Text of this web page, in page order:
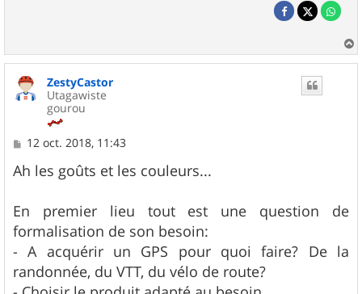
a
ZestyCastor
Utagawiste
gourou
M
s
s
g
e
12 oct. 2018, 11:43
Ah les goûts et les couleurs...
En premier lieu tout est une question de
formalisation de son besoin:
- A acquérir un GPS pour quoi faire? De la
randonnée, du VTT, du vélo de route?